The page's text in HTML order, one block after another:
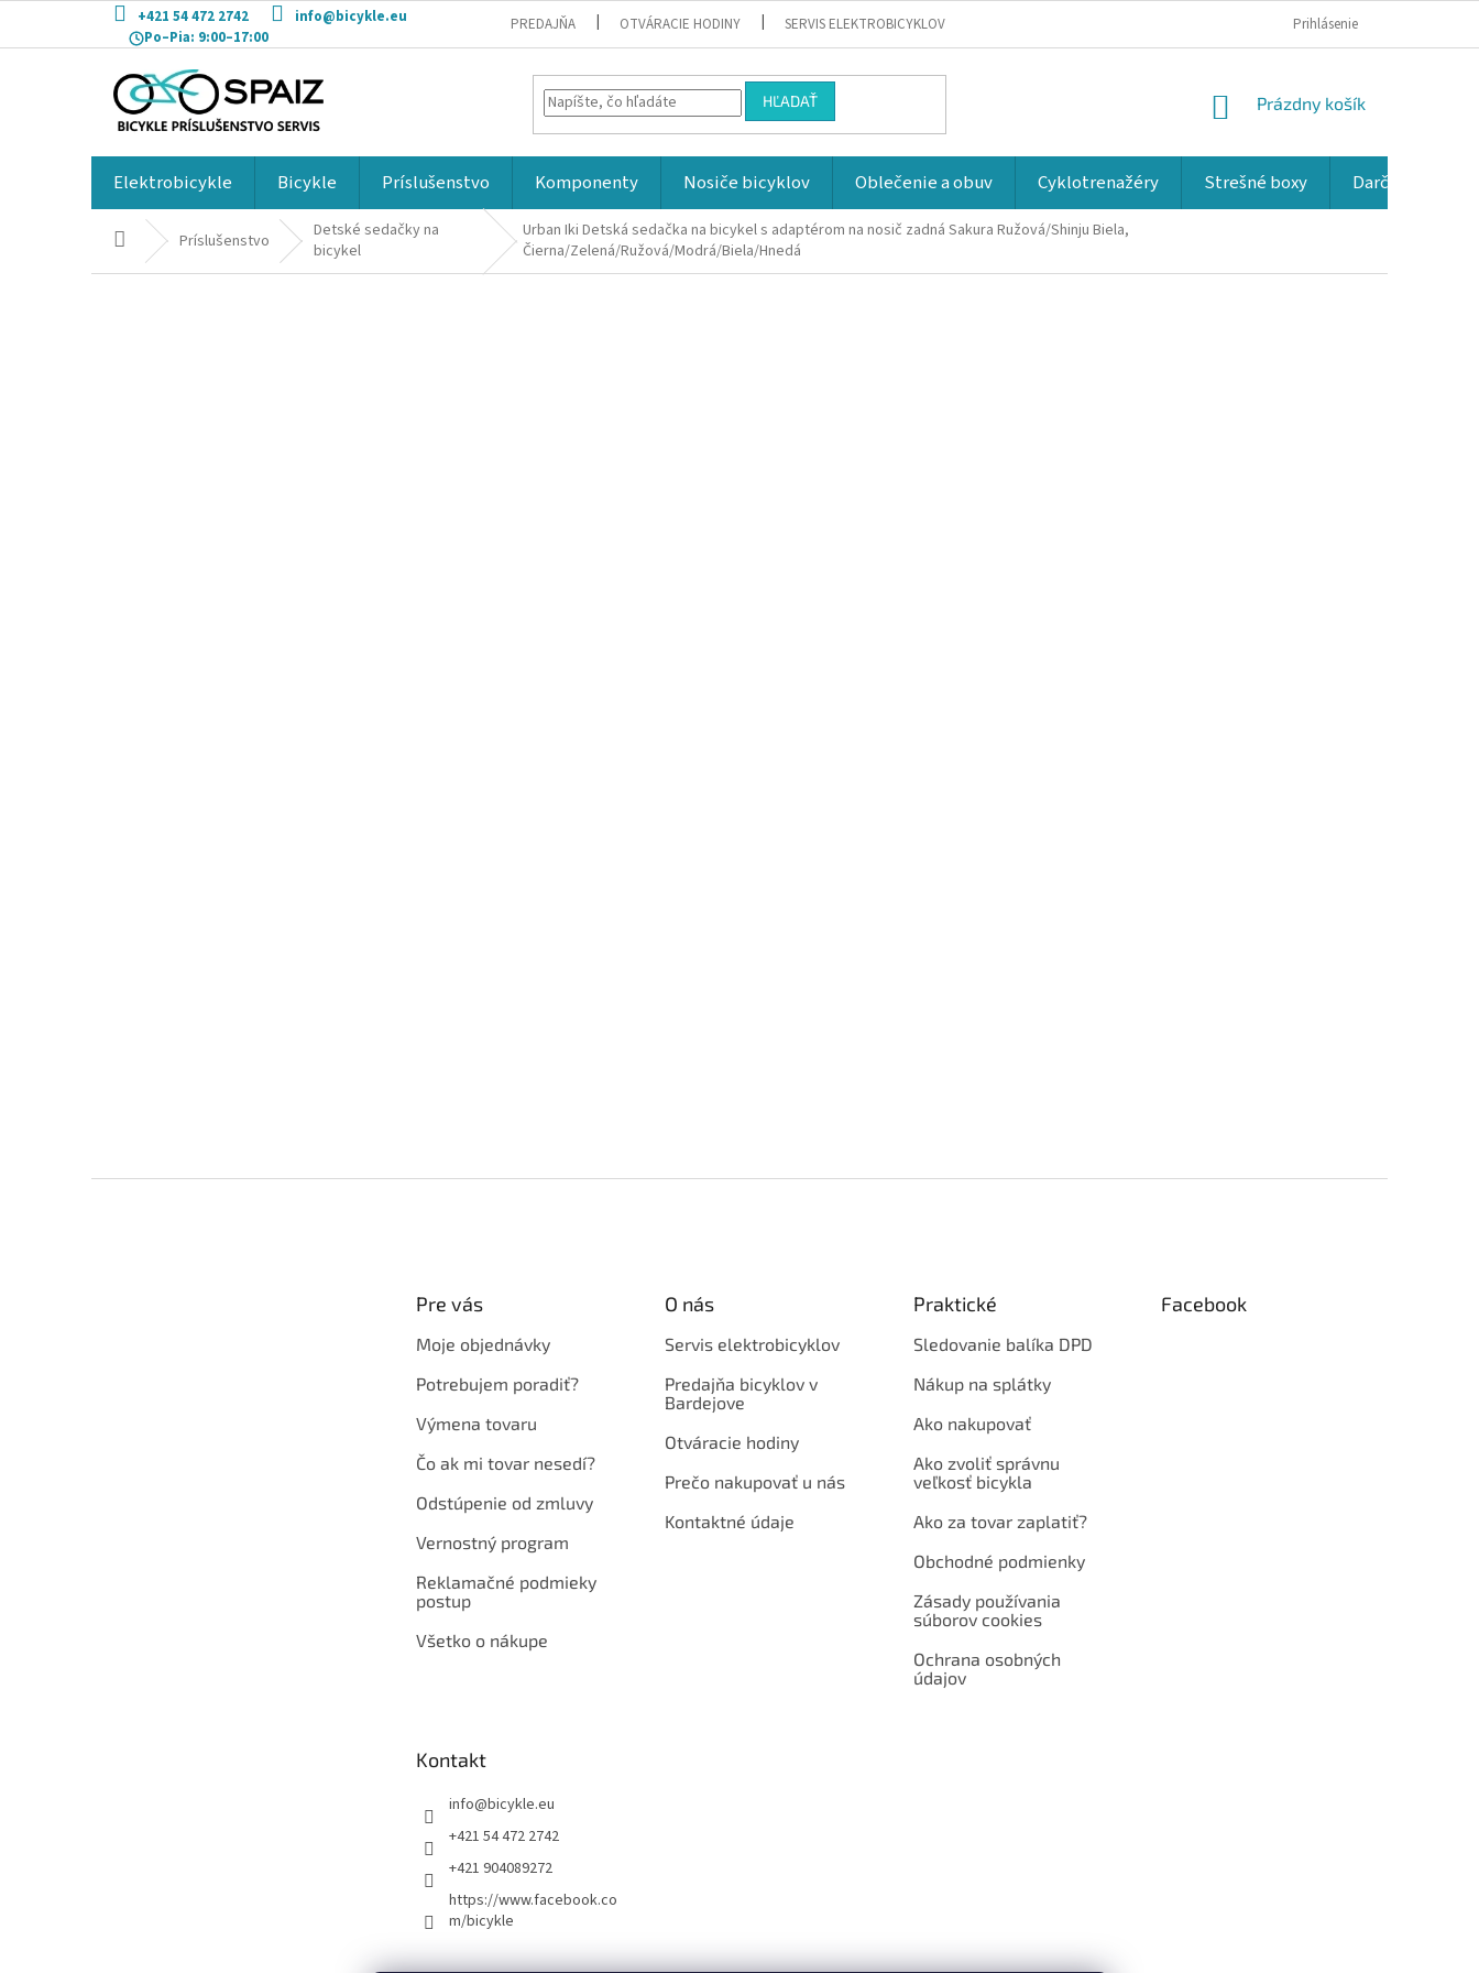
obsah
+421 54 472 2742
info@bicykle.eu
Po–Pia: 9:00–17:00
PREDAJŇA OTVÁRACIE HODINY SERVIS ELEKTROBICYKLOV Prihlásenie
HĽADAŤ
NÁKUPNÝ
Prázdny košík
Elektrobicykle Bicykle Príslušenstvo Komponenty Nosiče bicyklov Oblečenie a obuv Cyklotrenažéry Strešné boxy Darčekové
DomovPríslušenstvo
Detské sedačky na
bicykel
Urban Iki Detská sedačka na bicykel s adaptérom na nosič zadná Sakura Ružová/Shinju Biela,
Čierna/Zelená/Ružová/Modrá/Biela/Hnedá
Pre vás
Moje objednávky
Potrebujem poradiť?
Výmena tovaru
Čo ak mi tovar nesedí?
Odstúpenie od zmluvy
Vernostný program
Reklamačné podmieky
postup
Všetko o nákupe
O nás
Servis elektrobicyklov
Predajňa bicyklov v
Bardejove
Otváracie hodiny
Prečo nakupovať u nás
Kontaktné údaje
Praktické
Sledovanie balíka DPD
Nákup na splátky
Ako nakupovať
Ako zvoliť správnu
veľkosť bicykla
Ako za tovar zaplatiť?
Obchodné podmienky
Zásady používania
súborov cookies
Ochrana osobných
údajov
Facebook
Kontakt
info@bicykle.eu
+421 54 472 2742
+421 904089272
https://www.facebook.co
m/bicykle